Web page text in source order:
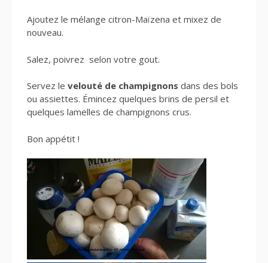
Ajoutez le mélange citron-Maïzena et mixez de
nouveau.
Salez, poivrez selon votre gout.
Servez le velouté de champignons dans des bols
ou assiettes. Émincez quelques brins de persil et
quelques lamelles de champignons crus.
Bon appétit !